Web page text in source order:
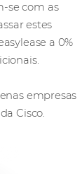
se com as
estes
a 0%
empresas
Cisco.